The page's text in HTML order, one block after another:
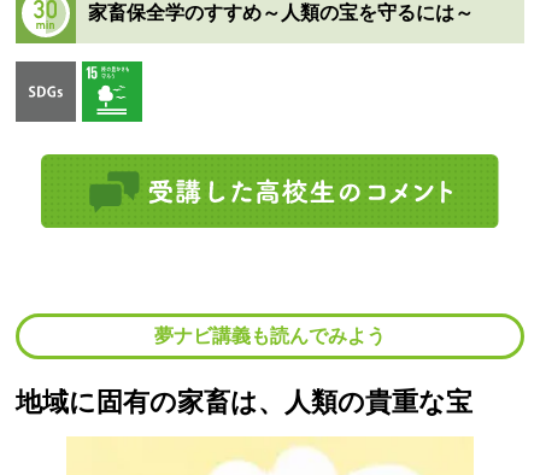
家畜保全学のすすめ～人類の宝を守るには～
夢ナビ講義も読んでみよう
地域に固有の家畜は、人類の貴重な宝